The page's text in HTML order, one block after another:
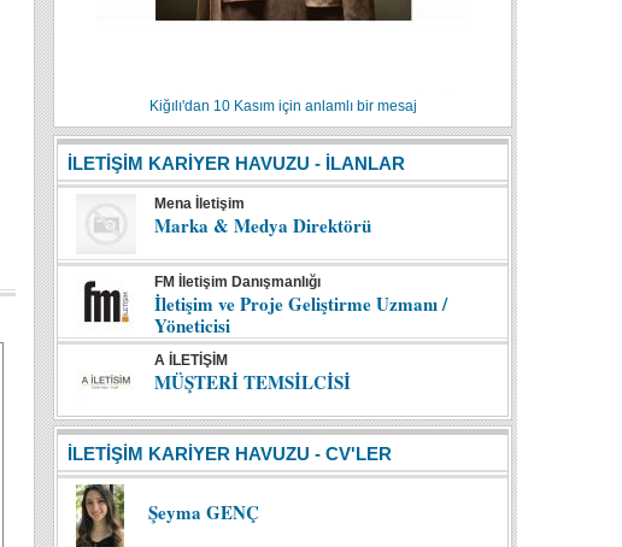
Kiğılı'dan 10 Kasım için anlamlı bir mesaj
İLETİŞİM KARİYER HAVUZU - İLANLAR
Mena İletişim
Marka & Medya Direktörü
FM İletişim Danışmanlığı
İletişim ve Proje Geliştirme Uzmanı /
Yöneticisi
A İLETİŞİM
MÜŞTERİ TEMSİLCİSİ
İLETİŞİM KARİYER HAVUZU - CV'LER
Şeyma GENÇ